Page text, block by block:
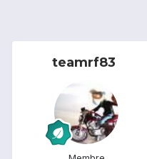
teamrf83